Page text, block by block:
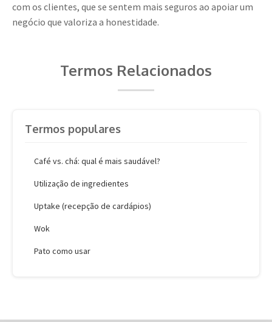
com os clientes, que se sentem mais seguros ao apoiar um
negócio que valoriza a honestidade.
Termos Relacionados
Termos populares
Café vs. chá: qual é mais saudável?
Utilização de ingredientes
Uptake (recepção de cardápios)
Wok
Pato como usar